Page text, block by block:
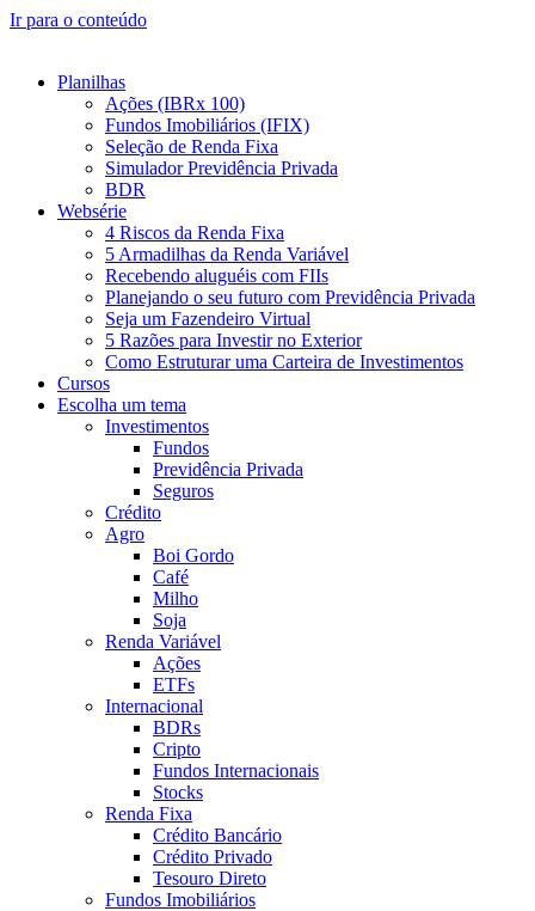
Ir para o conteúdo
Planilhas
Ações (IBRx 100)
Fundos Imobiliários (IFIX)
Seleção de Renda Fixa
Simulador Previdência Privada
BDR
Websérie
4 Riscos da Renda Fixa
5 Armadilhas da Renda Variável
Recebendo aluguéis com FIIs
Planejando o seu futuro com Previdência Privada
Seja um Fazendeiro Virtual
5 Razões para Investir no Exterior
Como Estruturar uma Carteira de Investimentos
Cursos
Escolha um tema
Investimentos
Fundos
Previdência Privada
Seguros
Crédito
Agro
Boi Gordo
Café
Milho
Soja
Renda Variável
Ações
ETFs
Internacional
BDRs
Cripto
Fundos Internacionais
Stocks
Renda Fixa
Crédito Bancário
Crédito Privado
Tesouro Direto
Fundos Imobiliários